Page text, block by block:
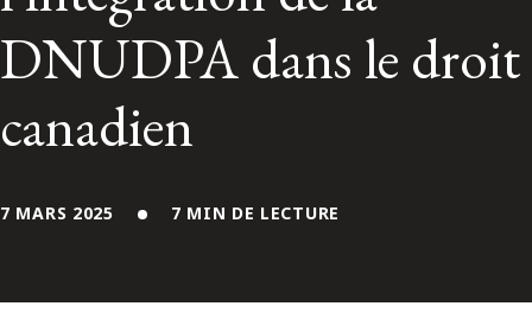
Contactez-nous
DNUDPA dans le droit
canadien
7 MARS 2025 7 MIN DE LECTURE